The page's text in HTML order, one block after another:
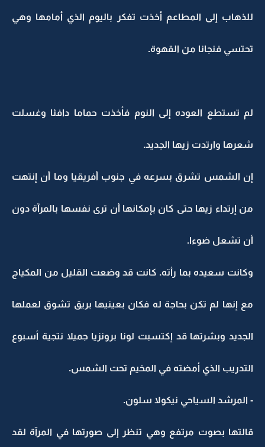
للذهاب إلى المطاعم أخذت تفكر باليوم الذي أمامها وهي
تحتسي فنجانا من القهوة.
لم تستطع العوده إلى النوم فأخذت حماما دافئا وغسلت
شعرها وارتدت زيها الجديد.
إن الشمس تشرق بسرعه في جنوب أفريقيا وما أن إنتهت
من إرتداء زيها حتى كان بإمكانها أن ترى نفسها بالمرآة دون
أن تشعل ضوءا.
وكانت سعيده بما رأته. كانت قد وضعت القليل من المكياج
مع إنها لم تكن بحاجة له فكان بعينيها بريق تشوق لعملها
الجديد وبشرتها قد إكتسبت لونا برونزيا جميلا نتجية أسبوع
التدريب الذي أمضته في المخيم تحت الشمس.
- المرشد السياحي نيكولا سلون.
قالتها بصوت مرتفع وهي تنظر إلى صورتها في المرآة لقد